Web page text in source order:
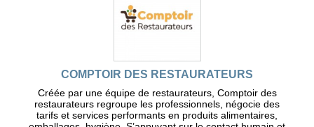
COMPTOIR DES RESTAURATEURS
Créée par une équipe de restaurateurs, Comptoir des
restaurateurs regroupe les professionnels, négocie des
tarifs et services performants en produits alimentaires,